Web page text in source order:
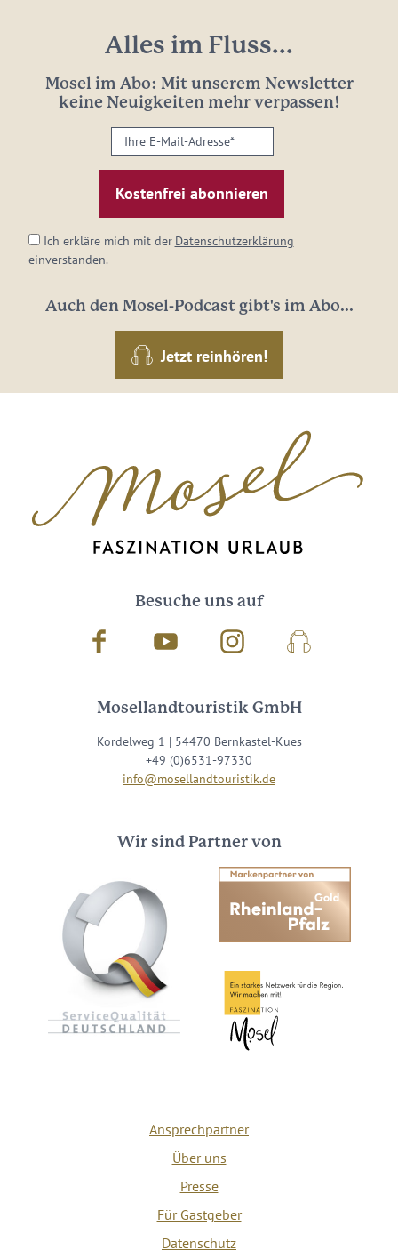
Alles im Fluss...
Mosel im Abo: Mit unserem Newsletter
keine Neuigkeiten mehr verpassen!
Ihre
E-
Mail-
Adresse:
Ich erkläre mich mit der Datenschutzerklärung
einverstanden.
Auch den Mosel-Podcast gibt's im Abo...
Jetzt reinhören!
Besuche uns auf
Facebook Youtube InstagramPodcast
Mosellandtouristik GmbH
Kordelweg 1 | 54470 Bernkastel-Kues
+49 (0)6531-97330
info@mosellandtouristik.de
Wir sind Partner von
Ansprechpartner
Über uns
Presse
Für Gastgeber
Datenschutz